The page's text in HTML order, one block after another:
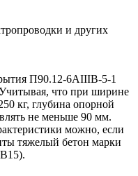
и других
П90.12-6АIIIВ-5-1
Учитывая, что при ширине
кг, глубина опорной
не меньше 90 мм.
можно, если
тяжелый бетон марки